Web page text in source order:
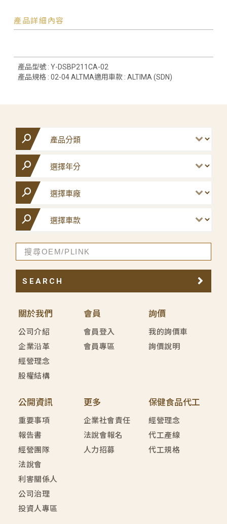
產品詳細內容
產品型號 : Y-DSBP211CA-02
產品規格 : 02-04 ALTMA適用車款 : ALTIMA (SDN)
關於我們
公司介紹
企業沿革
經營理念
股權結構
會員
會員登入
會員專區
詢價
我的詢價車
詢價說明
公開資訊
重要事項
報告書
經營團隊
法說會
利害關係人
公司治理
投資人專區
更多
企業社會責任
法說會報名
人力招募
保健食品代工
經營理念
代工產線
代工規格
SEARCH